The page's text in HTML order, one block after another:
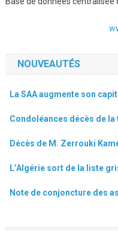
NOUVEAUTÉS
La SAA augmente son
Condoléances décès de la
Décès de M. Zerrouki
L’Algérie sort de la liste
Note de conjoncture des